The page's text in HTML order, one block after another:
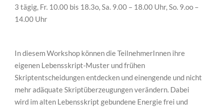
3 tägig, Fr. 10.00 bis 18.3o, Sa. 9.00 – 18.00 Uhr, So. 9.oo –
14.00 Uhr
In diesem Workshop können die TeilnehmerInnen ihre
eigenen Lebensskript-Muster und frühen
Skriptentscheidungen entdecken und einengende und nicht
mehr adäquate Skriptüberzeugungen verändern. Dabei
wird im alten Lebensskript gebundene Energie frei und